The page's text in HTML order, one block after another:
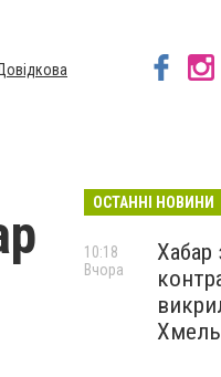
ОСТАННІ НОВИНИ
Хабар
10:18
Вчора